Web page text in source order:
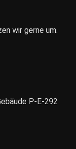
wir gerne um.
P-E-292